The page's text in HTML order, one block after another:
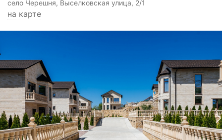
село Черешня, Выселковская улица, 2/1
на карте